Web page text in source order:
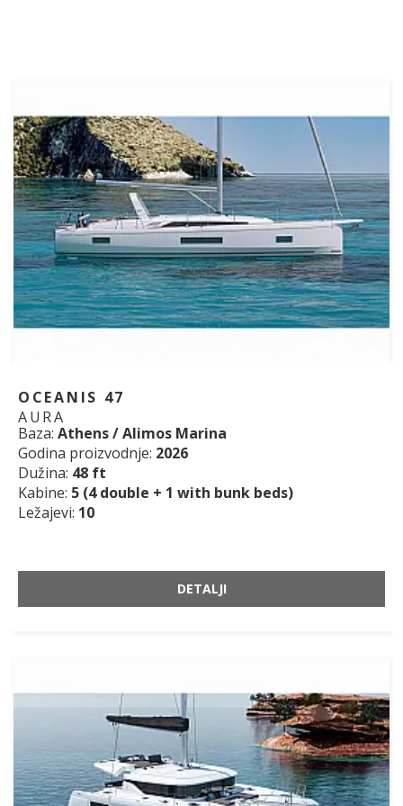
OCEANIS 47
AURA
Baza: Athens / Alimos Marina
Godina proizvodnje: 2026
Dužina: 48 ft
Kabine: 5 (4 double + 1 with bunk beds)
Ležajevi: 10
DETALJI